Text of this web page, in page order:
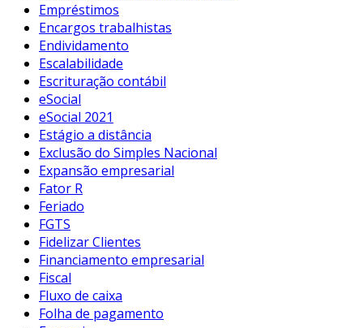
Empréstimos
Encargos trabalhistas
Endividamento
Escalabilidade
Escrituração contábil
eSocial
eSocial 2021
Estágio a distância
Exclusão do Simples Nacional
Expansão empresarial
Fator R
Feriado
FGTS
Fidelizar Clientes
Financiamento empresarial
Fiscal
Fluxo de caixa
Folha de pagamento